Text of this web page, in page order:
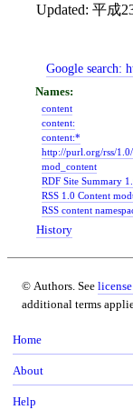
Updated: 平成
Google search:
content
content:
content:*
http://purl.org/rss/
mod_content
RDF Site Summary
RSS 1.0 Content
RSS content
History
© Authors. See
additional terms
Home
About
Help